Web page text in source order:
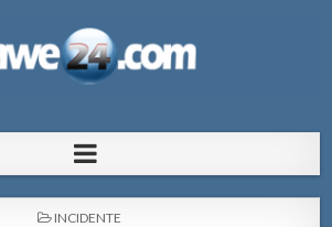
pa Aruba
POSTED
INCIDENTE